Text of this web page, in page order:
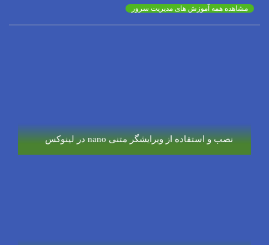
مشاهده همه آموزش های مدیریت سرور
نصب و استفاده از ویرایشگر متنی nano در لینوکس